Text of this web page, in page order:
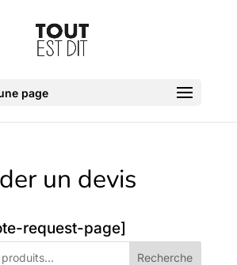
page
un devis
request-page]
Recherche